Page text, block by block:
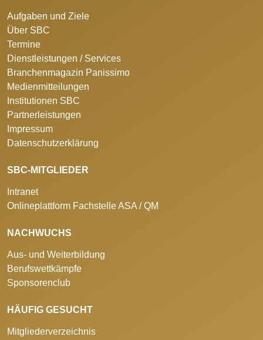
Aufgaben und Ziele
Über SBC
Termine
Dienstleistungen / Services
Branchenmagazin Panissimo
Medienmitteilungen
Institutionen SBC
Partnerleistungen
Impressum
Datenschutzerklärung
SBC-MITGLIEDER
Intranet
Onlineplattform Fachstelle ASA / QM
NACHWUCHS
Aus- und Weiterbildung
Berufswettkämpfe
Sponsorenclub
HÄUFIG GESUCHT
Mitgliederverzeichnis